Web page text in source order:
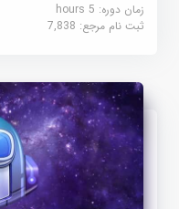
زمان دوره: 5 hours
ثبت نام مرجع:7,838